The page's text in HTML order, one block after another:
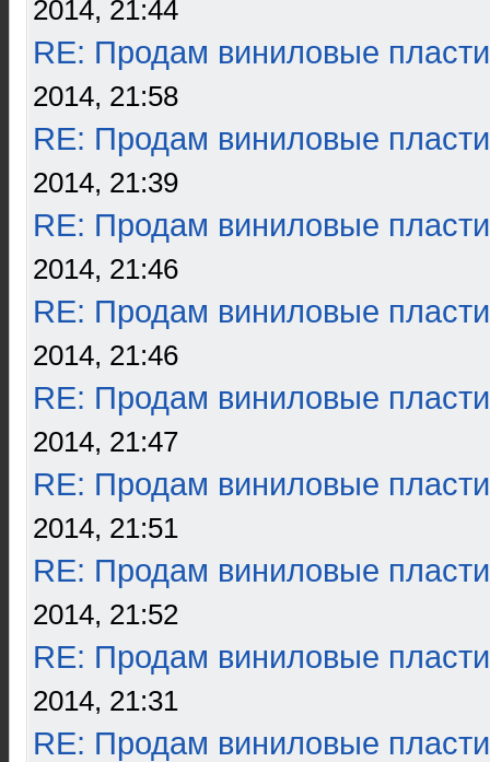
2014, 21:44
RE: Продам виниловые
2014, 21:58
RE: Продам виниловые
2014, 21:39
RE: Продам виниловые
2014, 21:46
RE: Продам виниловые
2014, 21:46
RE: Продам виниловые
2014, 21:47
RE: Продам виниловые
2014, 21:51
RE: Продам виниловые
2014, 21:52
RE: Продам виниловые
2014, 21:31
RE: Продам виниловые